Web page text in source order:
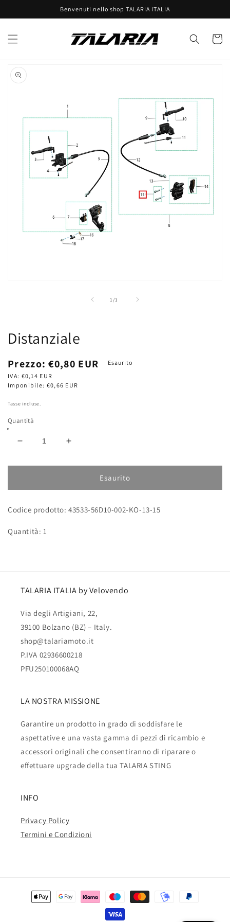
ai contenuti
Benvenuti nello shop TALARIA ITALIA
Carrello
informazioni
sul prodotto
1 /
su1
Distanziale
Prezzo
di
listino
Prezzo: €0,80 EUR
IVA: €0,14 EUR
Imponibile: €0,66 EUR
Esaurito
Tasse incluse.
Quantità
Diminuisci
per
Aumenta
per
DistanzialeEsaurito
Codice prodotto: 43533-56D10-002-KO-13-15
Quantità: 1
TALARIA ITALIA by Velovendo
Via degli Artigiani, 22,
39100 Bolzano (BZ) – Italy.
shop@talariamoto.it
P.IVA 02936600218
PFU250100068AQ
LA NOSTRA MISSIONE
Garantire un prodotto in grado di soddisfare le
aspettative e una vasta gamma di pezzi di ricambio e
accessori originali che consentiranno di riparare o
effettuare upgrade della tua TALARIA STING
INFO
Privacy Policy
Termini e Condizioni
Metodi